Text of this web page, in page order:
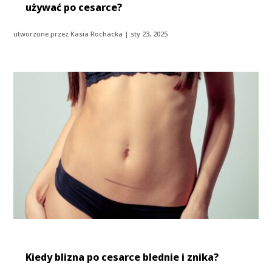
używać po cesarce?
utworzone przezKasia Rochacka | sty 23, 2025
Kiedy blizna po cesarce blednie i znika?